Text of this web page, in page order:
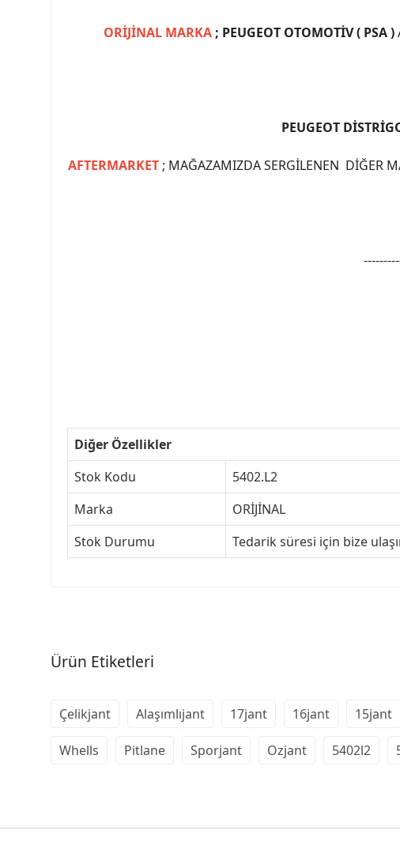
ORİJİNAL MARKA; PEUGEOT OTOMOTİV ( PSA )
PEUGEOT
AFTERMARKET ; MAĞAZAMIZDA SERGİLENEN DİĞER
Diğer Özellikler
Stok Kodu
5402.L2
Marka
ORİJİNAL
Stok Durumu
Tedarik süresi için bize ulaşır
Ürün Etiketleri
Çelikjant Alaşımlıjant 17jant 16jant 15jant
Whells Pitlane Sporjant Ozjant 5402l2